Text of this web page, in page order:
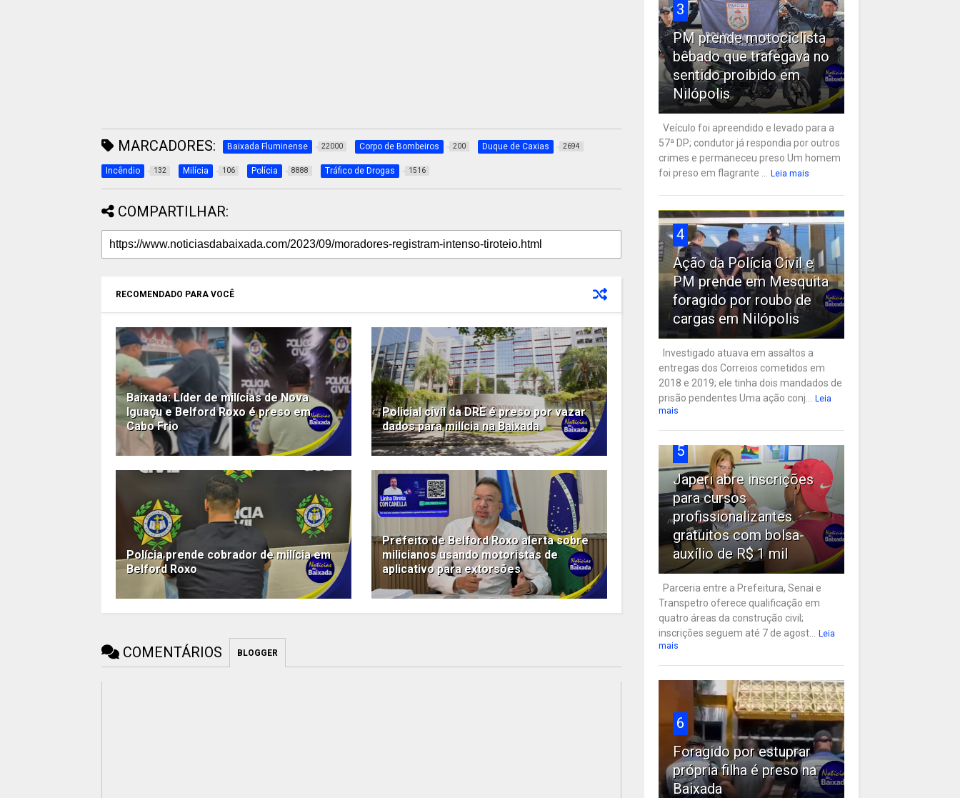
MARCADORES: Baixada Fluminense 22000 Corpo de Bombeiros 200 Duque de Caxias 2694
Incêndio 132 Milícia 106 Polícia 8888 Tráfico de Drogas 1516
COMPARTILHAR:
RECOMENDADO PARA VOCÊ
Baixada: Líder de milícias de Nova
Iguaçu e Belford Roxo é preso em
Cabo Frio
Policial civil da DRE é preso por vazar
dados para milícia na Baixada
Polícia prende cobrador de milícia em
Belford Roxo
Prefeito de Belford Roxo alerta sobre
milicianos usando motoristas de
aplicativo para extorsões
COMENTÁRIOS BLOGGER
3
PM prende motociclista
bêbado que trafegava no
sentido proibido em
Nilópolis
Veículo foi apreendido e levado para a
57ª DP; condutor já respondia por outros
crimes e permaneceu preso Um homem
foi preso em flagrante ... Leia mais
4
Ação da Polícia Civil e
PM prende em Mesquita
foragido por roubo de
cargas em Nilópolis
Investigado atuava em assaltos a
entregas dos Correios cometidos em
2018 e 2019; ele tinha dois mandados de
prisão pendentes Uma ação conj... Leia
mais
5
Japeri abre inscrições
para cursos
profissionalizantes
gratuitos com bolsa-
auxílio de R$ 1 mil
Parceria entre a Prefeitura, Senai e
Transpetro oferece qualificação em
quatro áreas da construção civil;
inscrições seguem até 7 de agost... Leia
mais
6
Foragido por estuprar
própria filha é preso na
Baixada